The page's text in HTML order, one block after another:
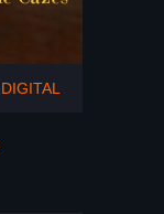
DIGITAL